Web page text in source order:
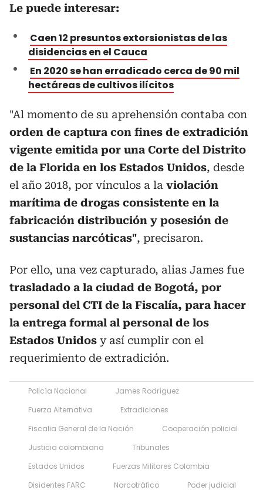
Le puede interesar:
Caen 12 presuntos extorsionistas de las
disidencias en el Cauca
En 2020 se han erradicado cerca de 90 mil
hectáreas de cultivos ilícitos
"Al momento de su aprehensión contaba con
orden de captura con fines de extradición
vigente emitida por una Corte del Distrito
de la Florida en los Estados Unidos, desde
el año 2018, por vínculos a la violación
marítima de drogas consistente en la
fabricación distribución y posesión de
sustancias narcóticas", precisaron.
Por ello, una vez capturado, alias James fue
trasladado a la ciudad de Bogotá, por
personal del CTI de la Fiscalía, para hacer
la entrega formal al personal de los
Estados Unidos y así cumplir con el
requerimiento de extradición.
Policía Nacional
James Rodríguez
Fuerza Alternativa
Extradiciones
Fiscalia General de la Nación
Cooperación policial
Justicia colombiana
Tribunales
Estados Unidos
Fuerzas Militares Colombia
Disidentes FARC
Narcotráfico Poder judicial